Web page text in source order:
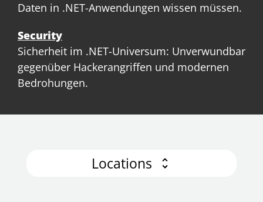
Daten in .NET-Anwendungen wissen müssen.
Security
Sicherheit im .NET-Universum: Unverwundbar
gegenüber Hackerangriffen und modernen
Bedrohungen.
Locations